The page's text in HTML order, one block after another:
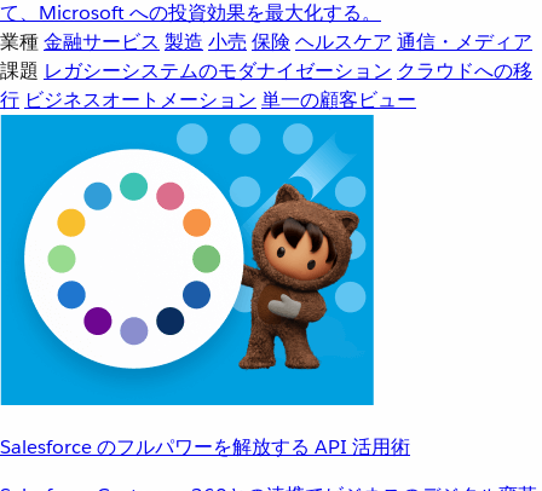
て、Microsoft への投資効果を最大化する。
業種金融サービス 製造 小売 保険 ヘルスケア 通信・メディア
課題 レガシーシステムのモダナイゼーション クラウドへの移
行 ビジネスオートメーション 単一の顧客ビュー
Salesforce のフルパワーを解放する API 活用術